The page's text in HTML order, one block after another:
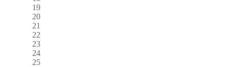
19
20
21
22
23
24
25